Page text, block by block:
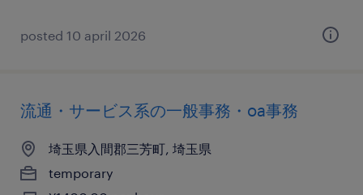
posted 10 april 2026
流通・サービス系の一般事務・oa事務
埼玉県入間郡三芳町, 埼玉県
temporary